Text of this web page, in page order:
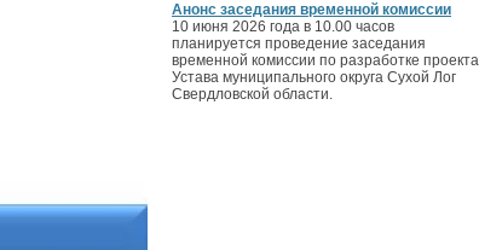
Анонс заседания временной комиссии
10 июня 2026 года в 10.00 часов
планируется проведение заседания
временной комиссии по разработке проекта
Устава муниципального округа Сухой Лог
Свердловской области.